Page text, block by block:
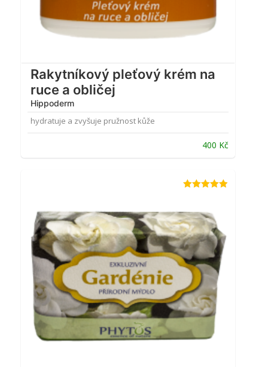
Rakytníkový pleťový krém na
ruce a obličej
Hippoderm
hydratuje a zvyšuje pružnost kůže
400 Kč